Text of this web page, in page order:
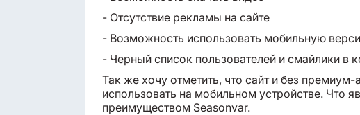
- Отсутствие рекламы на сайте
- Возможность использовать мобильную
- Черный список пользователей и смайлики в
Так же хочу отметить, что сайт и без премиум-
использовать на мобильном устройстве. Что
преимуществом Seasonvar.